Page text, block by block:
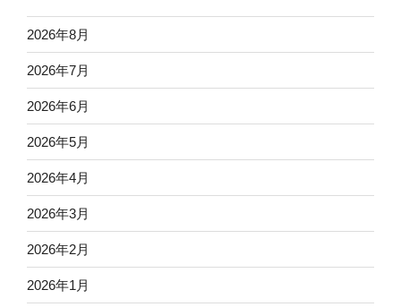
2026年8月
2026年7月
2026年6月
2026年5月
2026年4月
2026年3月
2026年2月
2026年1月